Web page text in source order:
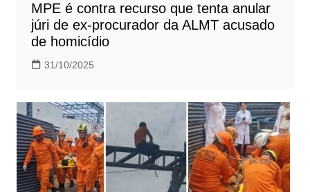
MPE é contra recurso que tenta anular
júri de ex-procurador da ALMT acusado
de homicídio
31/10/2025